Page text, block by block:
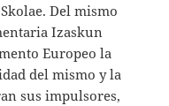
Del mismo
Izaskun
Europeo la
del mismo y la
sus impulsores,